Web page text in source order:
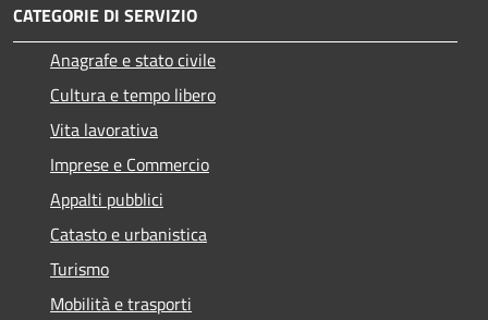
CATEGORIE DI SERVIZIO
Anagrafe e stato civile
Cultura e tempo libero
Vita lavorativa
Imprese e Commercio
Appalti pubblici
Catasto e urbanistica
Turismo
Mobilità e trasporti